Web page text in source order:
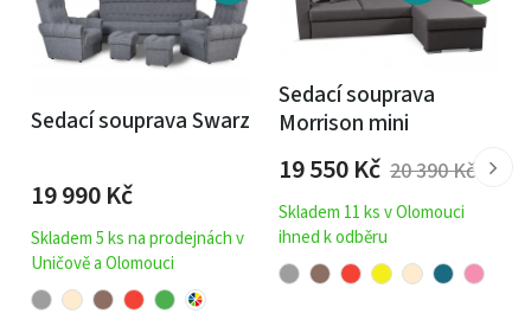
Sedací souprava Swarz
19 990Kč
Skladem 5 ks na prodejnách v
Uničově a Olomouci
Sedací souprava
Morrison mini
19 550Kč 20 390Kč
Skladem 11 ks v Olomouci
ihned k odběru